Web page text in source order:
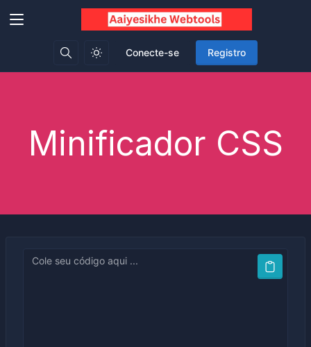
Conecte-se Registro
Minificador CSS